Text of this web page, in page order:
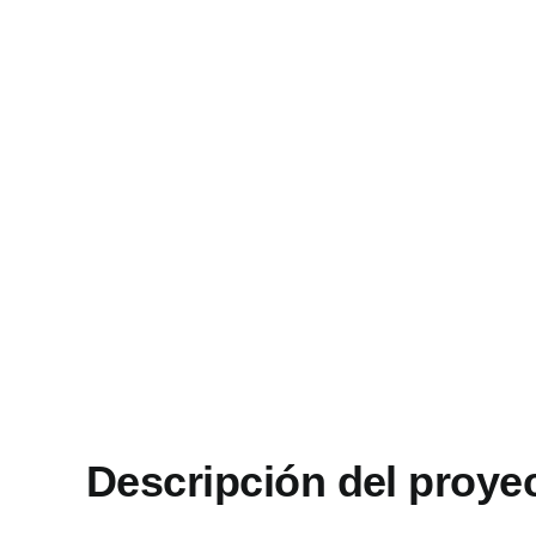
Descripción del